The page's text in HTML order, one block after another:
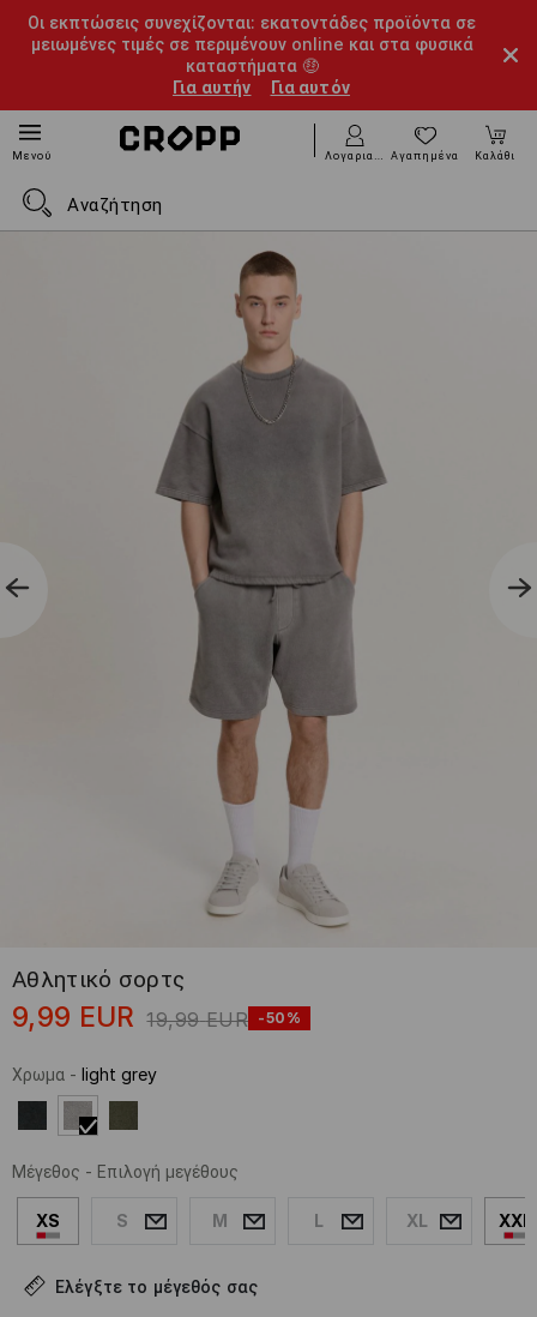
Οι εκπτώσεις συνεχίζονται: εκατοντάδες προϊόντα σε
μειωμένες τιμές σε περιμένουν online και στα φυσικά
καταστήματα 🤑
Για αυτήν
Για αυτόν
Μενού ΛογαριασμόςΑγαπημένα Καλάθι
Αθλητικό σορτς
9,99 EUR 19,99 EUR -50%
Χρωμα - light grey
Μέγεθος - Επιλογή μεγέθους
XS S M L XL XXL
Ελέγξτε το μέγεθός σας